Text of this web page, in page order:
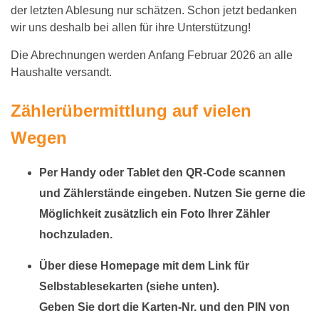
der letzten Ablesung nur schätzen. Schon jetzt bedanken
wir uns deshalb bei allen für ihre Unterstützung!
Die Abrechnungen werden Anfang Februar 2026 an alle
Haushalte versandt.
Zählerübermittlung auf vielen
Wegen
Per Handy oder Tablet den QR-Code scannen
und Zählerstände eingeben. Nutzen Sie gerne die
Möglichkeit zusätzlich ein Foto Ihrer Zähler
hochzuladen.
Über diese Homepage mit dem Link für
Selbstablesekarten (siehe unten).
Geben Sie dort die Karten-Nr. und den PIN von